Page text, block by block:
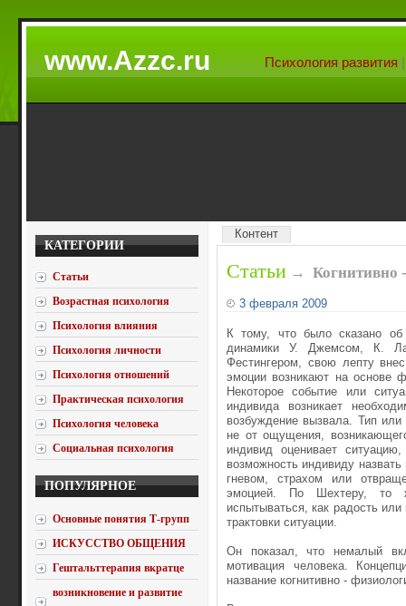
www.Azzc.ru Психология развития
КАТЕГОРИИ
Статьи
Возрастная психология
Психология влияния
Психология личности
Психология отношений
Практическая психология
Психология человека
Социальная психология
ПОПУЛЯРНОЕ
Основные понятия Т-групп
ИСКУССТВО ОБЩЕНИЯ
Гештальттерапия вкратце
возникновение и развитие
Контент
Статьи → Когнитивно
3 февраля 2009
К тому, что было сказано
динамики У. Джемсом, К.
Фестингером, свою лепту
эмоции возникают на основе
Некоторое событие или
индивида возникает
возбуждение вызвала. Тип
не от ощущения,
индивид оценивает
возможность индивиду
гневом, страхом или
эмоцией. По Шехтеру, то
испытываться, как радость
трактовки ситуации.
Он показал, что немалый
мотивация человека.
название когнитивно -